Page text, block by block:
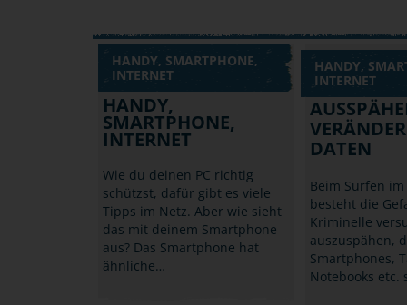
HANDY, SMARTPHONE,
INTERNET
HANDY,
SMARTPHONE,
INTERNET
Wie du deinen PC richtig
schützst, dafür gibt es viele
Tipps im Netz. Aber wie sieht
das mit deinem Smartphone
aus? Das Smartphone hat
ähnliche…
HANDY,
INTERNET
DATEN
Beim Surfen
besteht die
Kriminelle
auszuspähen,
Smartphones,
Notebooks etc.